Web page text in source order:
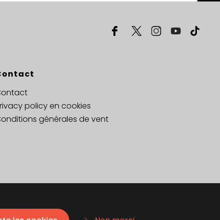
policy en cookies
générales de vent